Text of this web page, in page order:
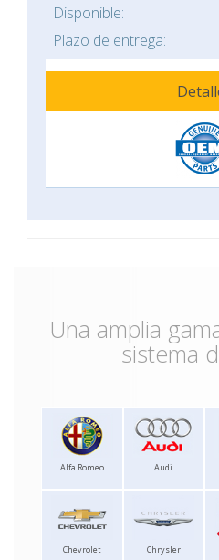
Disponible:
Plazo de entrega:
Una amplia
sistema
Alfa Romeo Audi
Chevrolet Chrysler